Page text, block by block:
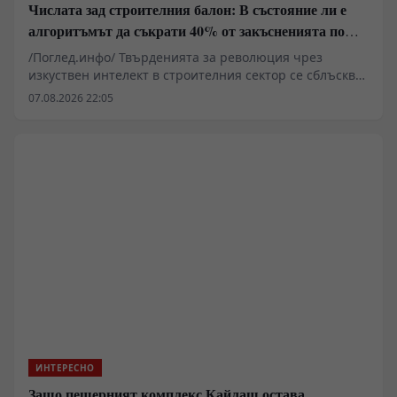
Числата зад строителния балон: В състояние ли е
алгоритъмът да съкрати 40% от закъсненията по
обектите?
/Поглед.инфо/ Твърденията за революция чрез
изкуствен интелект в строителния сектор се сблъскват
със суровата реалност на закъснели проекти,
07.08.2026 22:05
ИНТЕРЕСНО